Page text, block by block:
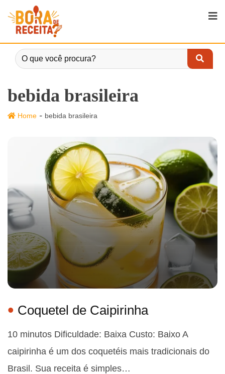
bebida brasileira
Home - bebida brasileira
Coquetel de Caipirinha
10 minutos Dificuldade: Baixa Custo: Baixo A
caipirinha é um dos coquetéis mais tradicionais do
Brasil. Sua receita é simples…